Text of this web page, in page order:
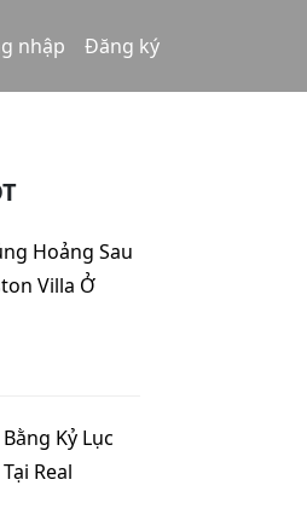
nhập Đăng ký
Hoảng Sau
Villa Ở
Kỷ Lục
Real